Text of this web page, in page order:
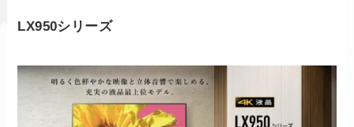
LX950シリーズ